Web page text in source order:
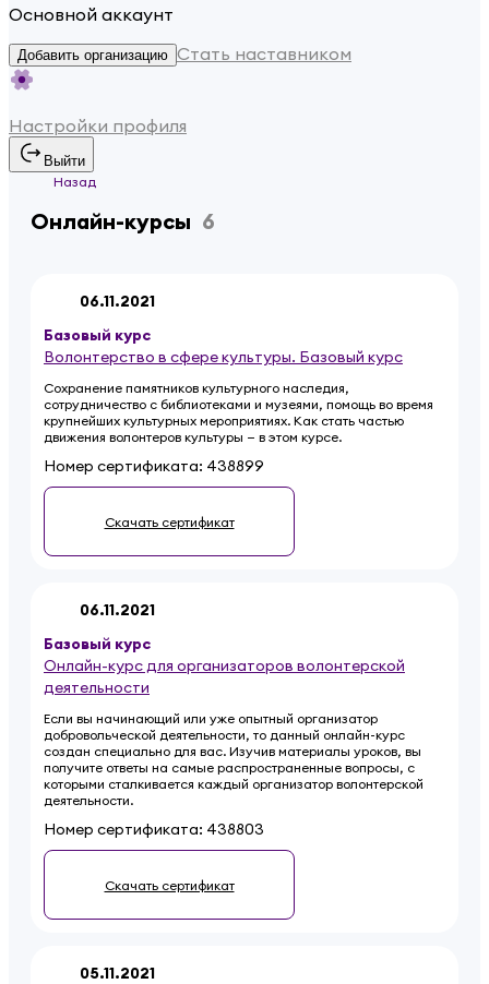
Основной аккаунт
Добавить организацию Стать наставником
Настройки профиля
Выйти
Назад
Онлайн-курсы 6
06.11.2021
Базовый курс
Волонтерство в сфере культуры. Базовый курс
Сохранение памятников культурного наследия,
сотрудничество с библиотеками и музеями, помощь во время
крупнейших культурных мероприятиях. Как стать частью
движения волонтеров культуры — в этом курсе.
Номер сертификата: 438899
Скачать сертификат
06.11.2021
Базовый курс
Онлайн-курс для организаторов волонтерской
деятельности
Если вы начинающий или уже опытный организатор
добровольческой деятельности, то данный онлайн-курс
создан специально для вас. Изучив материалы уроков, вы
получите ответы на самые распространенные вопросы, с
которыми сталкивается каждый организатор волонтерской
деятельности.
Номер сертификата: 438803
Скачать сертификат
05.11.2021